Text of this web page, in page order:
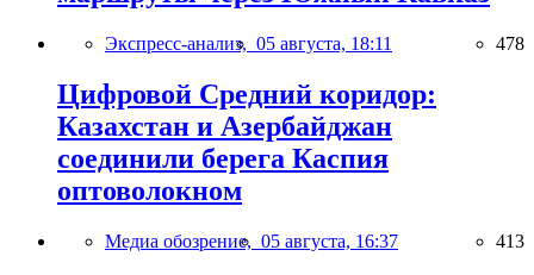
Экспресс-анализ, 05 августа, 18:11 478
Цифровой Средний коридор:
Казахстан и Азербайджан
соединили берега Каспия
оптоволокном
Медиа обозрение, 05 августа, 16:37 413